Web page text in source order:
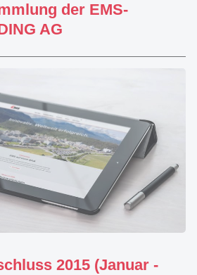
der EMS-
AG
2015 (Januar -